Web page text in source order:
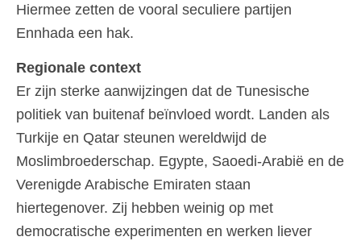
Hiermee zetten de vooral seculiere partijen
Ennhada een hak.
Regionale context
Er zijn sterke aanwijzingen dat de Tunesische
politiek van buitenaf beïnvloed wordt. Landen als
Turkije en Qatar steunen wereldwijd de
Moslimbroederschap. Egypte, Saoedi-Arabië en de
Verenigde Arabische Emiraten staan
hiertegenover. Zij hebben weinig op met
democratische experimenten en werken liever